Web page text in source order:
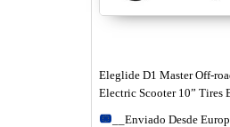
Eleglide D1 Master Off-
Electric Scooter 10” Tires
__Enviado Desde